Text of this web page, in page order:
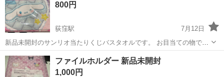
800円
荻窪駅
7月12日
新品未開封のサンリオ当たりくじバスタオルです。 お目当ての物では
なかったたため出品いたします。 平日19:00以降か休日に新宿から荻
窪駅でお取引できる方でお願いいたします。
東京 杉並区 荻窪駅 その他 バスタオル
ファイルホルダー 新品未開封
1,000円